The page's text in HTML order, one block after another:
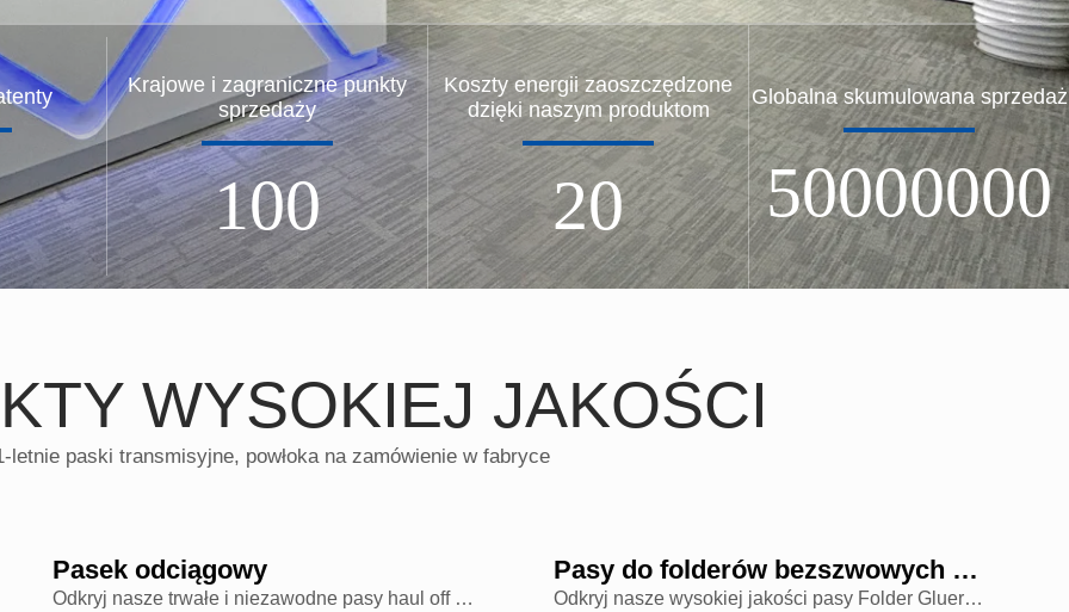
Krajowe i zagraniczne punkty
sprzedaży
100
Koszty energii zaoszczędzone
dzięki naszym produktom
20
Globalna skumulowana sprzedaż
50000000
WYSOKIEJ JAKOŚCI
letnie paski transmisyjne, powłoka na zamówienie w fabryce
Pasek odciągowy
Odkryj nasze trwałe i niezawodne pasy haul off zaprojektowane do ciężkich zastosowań transportowych. Nasza gama pasów przenośnikowych jest zaprojektowana dla doskonałej wydajności i długowieczności.
Pasy do folderów bezszwowych do transmisji pokryte gumowym płaskim pasem
Odkryj nasze wysokiej jakości pasy Folder Gluer zaprojektowane do zastosowań w maszynach pakujących. Zaufaj Yonghang Transmission dla precyzyjnych i niezawodnych rozwiązań pasowych.